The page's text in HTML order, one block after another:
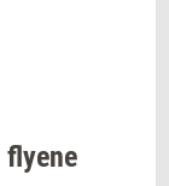
fly­e­ne